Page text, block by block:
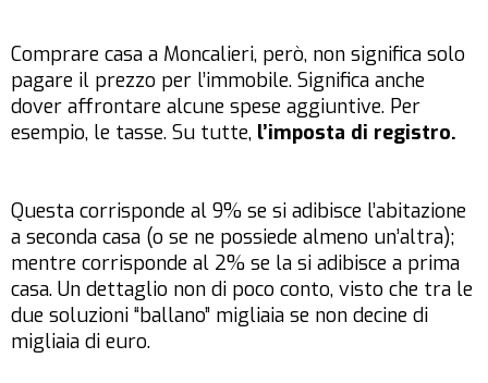
Comprare casa a Moncalieri, però, non significa solo
pagare il prezzo per l’immobile. Significa anche
dover affrontare alcune spese aggiuntive. Per
esempio, le tasse. Su tutte, l’imposta di registro.
Questa corrisponde al 9% se si adibisce l’abitazione
a seconda casa (o se ne possiede almeno un’altra);
mentre corrisponde al 2% se la si adibisce a prima
casa. Un dettaglio non di poco conto, visto che tra le
due soluzioni “ballano” migliaia se non decine di
migliaia di euro.